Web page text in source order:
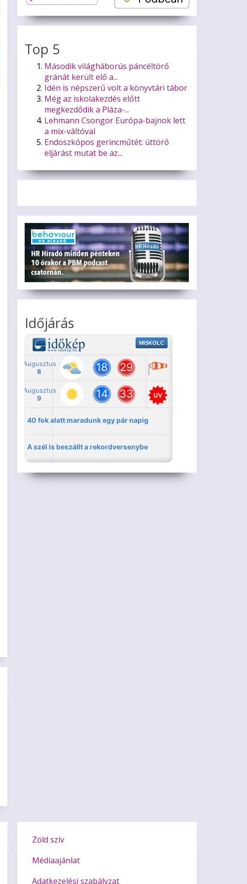
Top 5
Második világháborús páncéltörő
gránát került elő a...
Idén is népszerű volt a könyvtári tábor
Még az iskolakezdés előtt
megkezdődik a Pláza-...
Lehmann Csongor Európa-bajnok lett
a mix-váltóval
Endoszkópos gerincműtét: úttörő
eljárást mutat be az...
Időjárás
Zöld szív
Médiaajánlat
Adatkezelési szabályzat